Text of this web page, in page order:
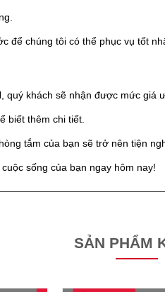
để chúng tôi có thể phục vụ tốt
quý khách sẽ nhận được mức giá
biết thêm chi tiết.
tắm của bạn sẽ trở nên tiện
sống của bạn ngay hôm nay!
SẢN PHẨM